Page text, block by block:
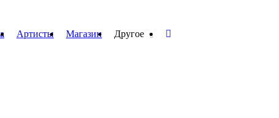
Артисты Магазин Другое